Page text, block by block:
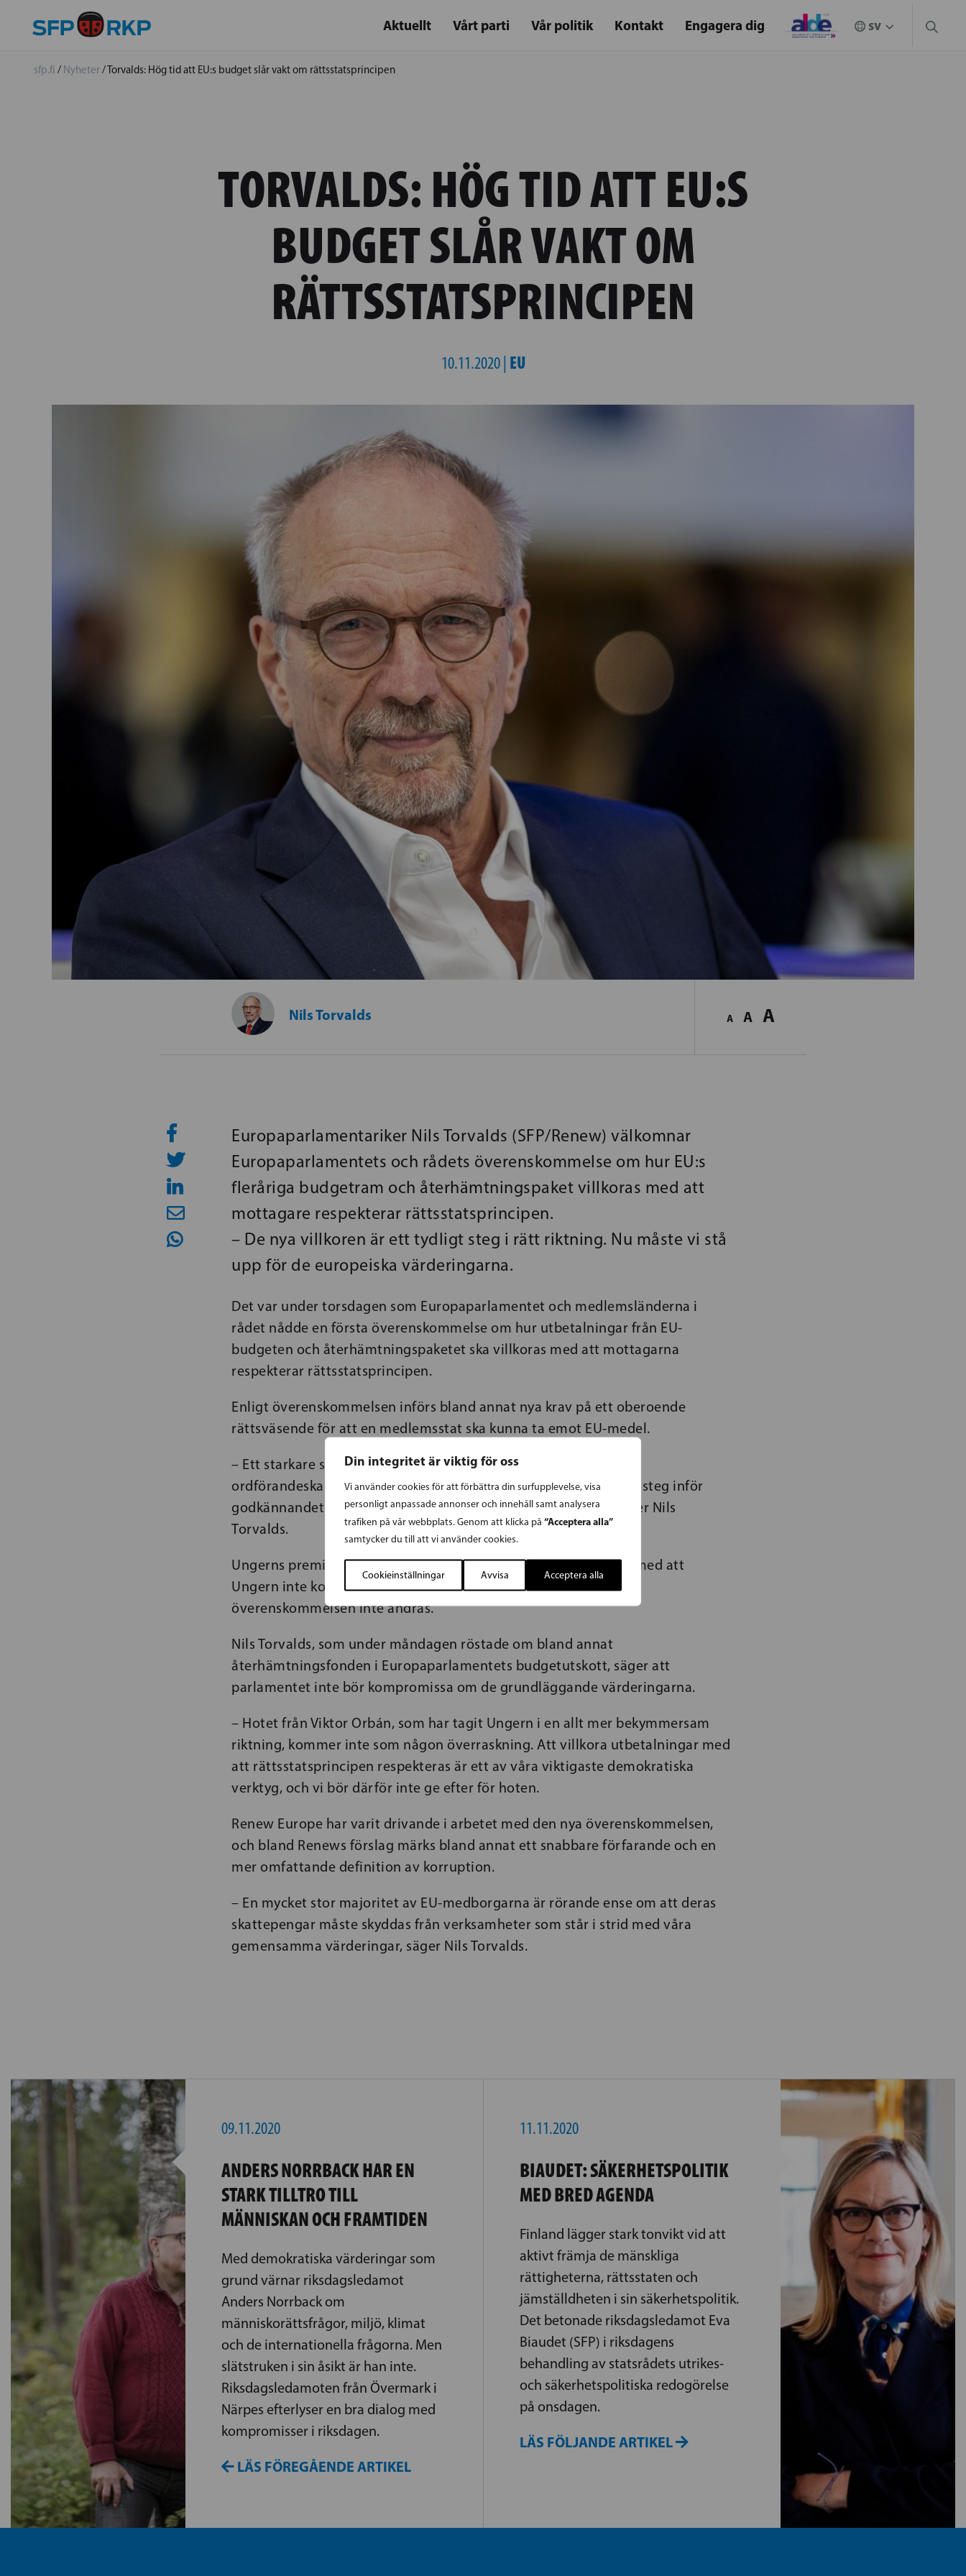
Din integritet är viktig för oss
Vi använder cookies för att förbättra din surfupplevelse, visa
personligt anpassade annonser och innehåll samt analysera
trafiken på vår webbplats. Genom att klicka på “Acceptera alla”
samtycker du till att vi använder cookies.
Cookieinställningar Avvisa Acceptera alla
Aktuellt Vårt parti Vår politik Kontakt Engagera dig
sfp.fi / Nyheter/Torvalds: Hög tid att EU:s budget slår vakt om rättsstatsprincipen
TORVALDS: HÖG TID ATT EU:S
BUDGET SLÅR VAKT OM
RÄTTSSTATSPRINCIPEN
10.11.2020 | EU
Nils Torvalds A A A
Europaparlamentariker Nils Torvalds (SFP/Renew) välkomnar
Europaparlamentets och rådets överenskommelse om hur EU:s
fleråriga budgetram och återhämtningspaket villkoras med att
mottagare respekterar rättsstatsprincipen.
– De nya villkoren är ett tydligt steg i rätt riktning. Nu måste vi stå
upp för de europeiska värderingarna.
Det var under torsdagen som Europaparlamentet och medlemsländerna i
rådet nådde en första överenskommelse om hur utbetalningar från EU-
budgeten och återhämtningspaketet ska villkoras med att mottagarna
respekterar rättsstatsprincipen.
Enligt överenskommelsen införs bland annat nya krav på ett oberoende
rättsväsende för att en medlemsstat ska kunna ta emot EU-medel.
– Ett starkare skydd för rättsstatsprincipen var en av det finska
ordförandeskapets viktigaste prioriteringar. Nu tar EU ett viktigt steg inför
godkännandet av den fleråriga budgetramen för 2021-2027, säger Nils
Torvalds.
Ungerns premiärminister Viktor Orbán hotade under söndagen med att
Ungern inte kommer godkänna EU:s kommande budget om
överenskommelsen inte ändras.
Nils Torvalds, som under måndagen röstade om bland annat
återhämtningsfonden i Europaparlamentets budgetutskott, säger att
parlamentet inte bör kompromissa om de grundläggande värderingarna.
– Hotet från Viktor Orbán, som har tagit Ungern i en allt mer bekymmersam
riktning, kommer inte som någon överraskning. Att villkora utbetalningar med
att rättsstatsprincipen respekteras är ett av våra viktigaste demokratiska
verktyg, och vi bör därför inte ge efter för hoten.
Renew Europe har varit drivande i arbetet med den nya överenskommelsen,
och bland Renews förslag märks bland annat ett snabbare förfarande och en
mer omfattande definition av korruption.
– En mycket stor majoritet av EU-medborgarna är rörande ense om att deras
skattepengar måste skyddas från verksamheter som står i strid med våra
gemensamma värderingar, säger Nils Torvalds.
09.11.2020
ANDERS NORRBACK HAR EN
STARK TILLTRO TILL
MÄNNISKAN OCH FRAMTIDEN
Med demokratiska värderingar som
grund värnar riksdagsledamot
Anders Norrback om
människorättsfrågor, miljö, klimat
och de internationella frågorna. Men
slätstruken i sin åsikt är han inte.
Riksdagsledamoten från Övermark i
Närpes efterlyser en bra dialog med
kompromisser i riksdagen.
LÄS FÖREGÅENDE ARTIKEL
11.11.2020
BIAUDET: SÄKERHETSPOLITIK
MED BRED AGENDA
Finland lägger stark tonvikt vid att
aktivt främja de mänskliga
rättigheterna, rättsstaten och
jämställdheten i sin säkerhetspolitik.
Det betonade riksdagsledamot Eva
Biaudet (SFP) i riksdagens
behandling av statsrådets utrikes-
och säkerhetspolitiska redogörelse
på onsdagen.
LÄS FÖLJANDE ARTIKEL